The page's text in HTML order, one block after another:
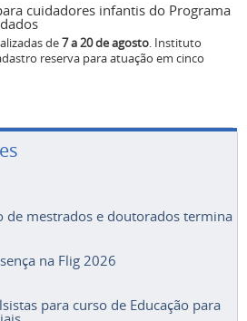
cuidadores infantis do Programa
de7 a 20 de agosto. Instituto
reserva para atuação em cinco
de mestrados e doutorados termina
na Flig 2026
para curso de Educação para